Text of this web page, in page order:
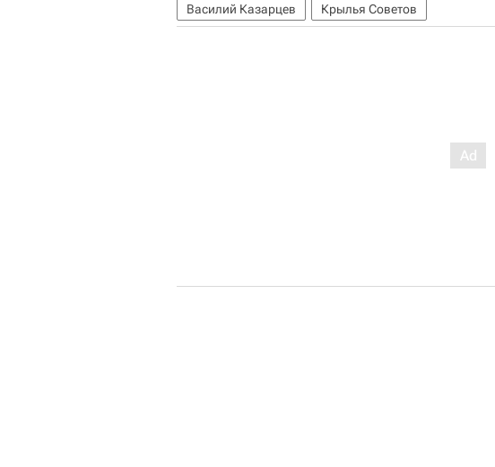
Василий Казарцев
Крылья Советов